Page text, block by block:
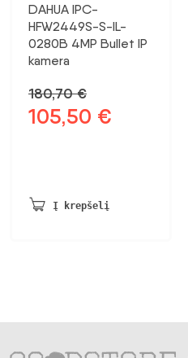
DAHUA IPC-
HFW2449S-S-IL-
0280B 4MP Bullet IP
kamera
180,70€
Pradinė
105,50 €
Į krepšelį